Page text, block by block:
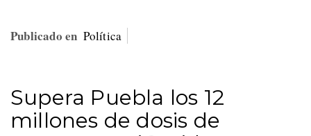
Publicado en Política
Supera Puebla los 12
millones de dosis de